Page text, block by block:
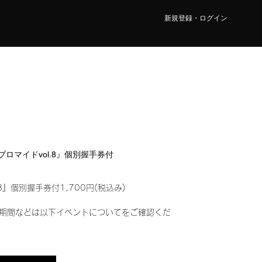
新規登録・ログイン
ロマイドvol.8』個別握手券付
』個別握手券付1,700円(税込み)
間などは以下イベントについてをご確認くだ